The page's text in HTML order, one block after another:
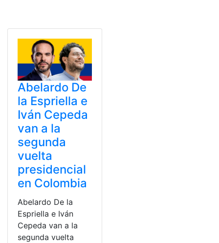
Abelardo De
la Espriella e
Iván Cepeda
van a la
segunda
vuelta
presidencial
en Colombia
Abelardo De la
Espriella e Iván
Cepeda van a la
segunda vuelta